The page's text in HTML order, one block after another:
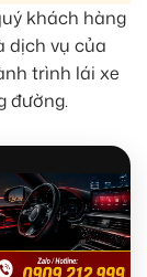
khách hàng
dịch vụ của
trình lái xe
đường.